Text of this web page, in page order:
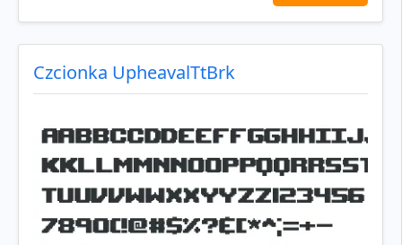
Czcionka UpheavalTtBrk